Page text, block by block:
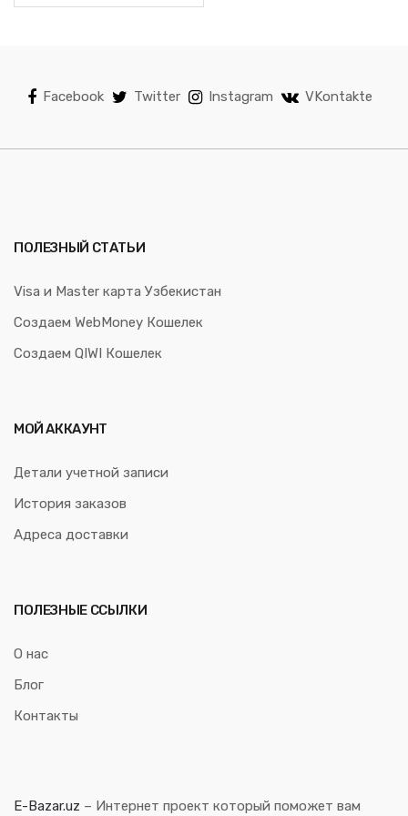
Facebook Twitter Instagram VKontakte
ПОЛЕЗНЫЙ СТАТЬИ
Visa и Master карта Узбекистан
Создаем WebMoney Кошелек
Создаем QIWI Кошелек
МОЙ АККАУНТ
Детали учетной записи
История заказов
Адреса доставки
ПОЛЕЗНЫЕ ССЫЛКИ
О нас
Блог
Контакты
E-Bazar.uz – Интернет проект который поможет вам